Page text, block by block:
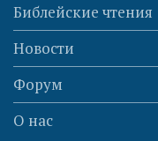
Библейские чтения
Новости
Форум
О нас